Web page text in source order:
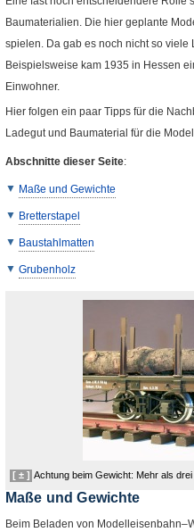
Baumaterialien. Die hier geplante
spielen. Da gab es noch nicht so viele
Beispielsweise kam 1935 in Hessen
Einwohner.
Hier folgen ein paar Tipps für die
Ladegut und Baumaterial für die
Abschnitte dieser Seite:
Maße und Gewichte
Bretterstapel
Baustahlmatten
Grubenholz
[ ± ] Achtung beim Gewicht: Mehr als
Maße und Gewichte
Beim Beladen von